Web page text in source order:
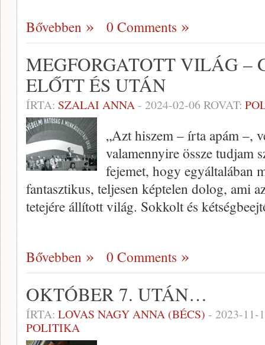
Bővebben 0 Comments
MEGFORGATOTT VILÁG –
ELŐTT ÉS UTÁN
ÍRTA: SZALAI ANNA- 2024-02-06 ROVAT:
„Azt hiszem – írta apám –,
valamennyire össze tudjam
fejemet, hogy egyáltalában
fantasztikus, teljesen képtelen dolog, ami
tetejére állított világ. Sokkolt és
Bővebben 0 Comments
OKTÓBER 7. UTÁN…
ÍRTA: LOVAS NAGY ANNA (BÉCS) - 2023-11-
POLITIKA